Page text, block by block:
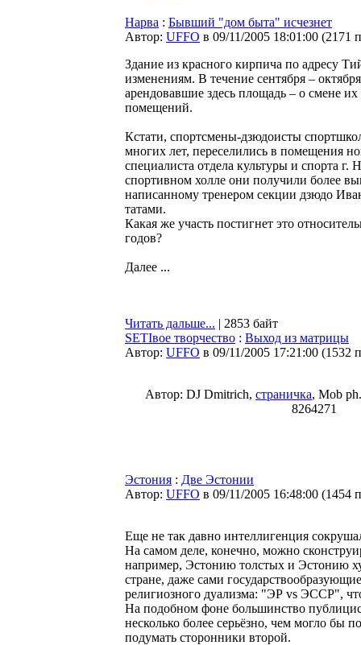
Нарва : Бывший "дом быта" исчезнет
Автор: UFFO в 09/11/2005 18:01:00 (2171
Здание из красного кирпича по адресу
изменениям. В течение сентября –
арендовавшие здесь площадь – о смене
помещений.
Кстати, спортсмены-дзюдоисты
многих лет, переселились в помещения
специалиста отдела культуры и спорта
спортивном холле они получили более
написанному тренером секции дзюдо
татами.
Какая же участь постигнет это
годов?
Далее ...
Читать дальше... | 2853 байт
SETIвое творчество : Выход из матрицы
Автор: UFFO в 09/11/2005 17:21:00 (1532
Автор: DJ Dmitrich, страничка, Mob
8264271
Эстония : Две Эстонии
Автор: UFFO в 09/11/2005 16:48:00 (1454
Еще не так давно интеллигенция
На самом деле, конечно, можно
например, Эстонию толстых и Эстонию
стране, даже сами
религиозного дуализма: "ЭР vs ЭССР",
На подобном фоне большинство
несколько более серьёзно, чем могло бы
подумать сторонники второй.